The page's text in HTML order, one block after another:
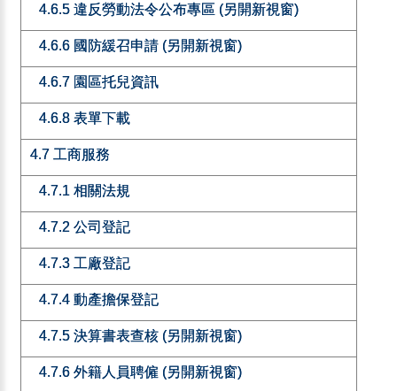
4.6.5 違反勞動法令公布專區 (另開新視窗)
4.6.6 國防緩召申請 (另開新視窗)
4.6.7 園區托兒資訊
4.6.8 表單下載
4.7 工商服務
4.7.1 相關法規
4.7.2 公司登記
4.7.3 工廠登記
4.7.4 動產擔保登記
4.7.5 決算書表查核 (另開新視窗)
4.7.6 外籍人員聘僱 (另開新視窗)